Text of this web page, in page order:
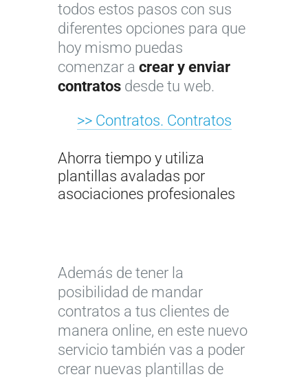
todos estos pasos con sus
diferentes opciones para que
hoy mismo puedas
comenzar a crear y enviar
contratos desde tu web.
>> Contratos. Contratos
Ahorra tiempo y utiliza
plantillas avaladas por
asociaciones profesionales
Además de tener la
posibilidad de mandar
contratos a tus clientes de
manera online, en este nuevo
servicio también vas a poder
crear nuevas plantillas de